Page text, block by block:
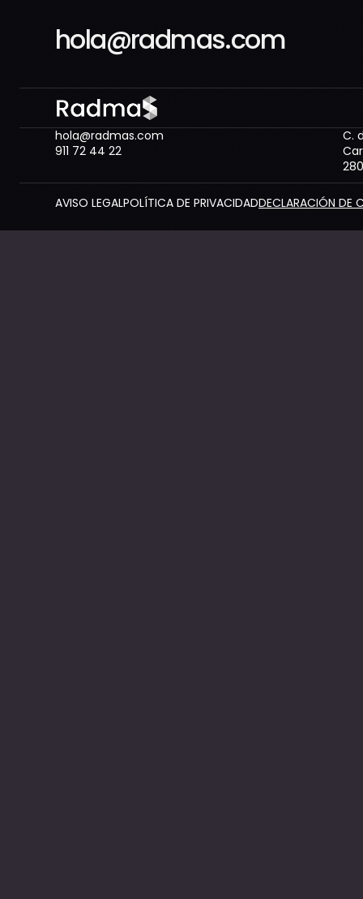
hola@radmas.com
hola@radmas.com
911 72 44 22
C.
AVISO LEGALPOLÍTICA DE PRIVACIDADDECLARACIÓN DE